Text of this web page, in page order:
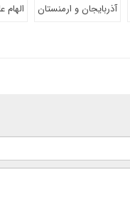
آذربایجان و ارمنستان الهام